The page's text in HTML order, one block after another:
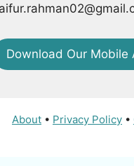
Download Our Mobile
About • Privacy Policy •